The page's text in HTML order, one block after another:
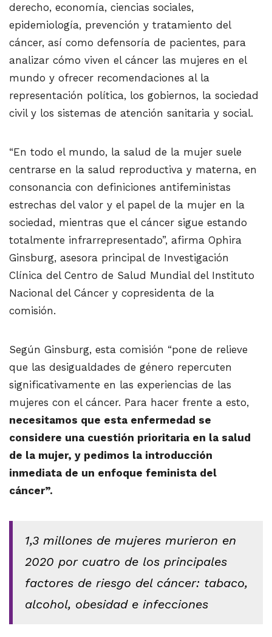
derecho, economía, ciencias sociales,
epidemiología, prevención y tratamiento del
cáncer, así como defensoría de pacientes, para
analizar cómo viven el cáncer las mujeres en el
mundo y ofrecer recomendaciones al la
representación política, los gobiernos, la sociedad
civil y los sistemas de atención sanitaria y social.
“En todo el mundo, la salud de la mujer suele
centrarse en la salud reproductiva y materna, en
consonancia con definiciones antifeministas
estrechas del valor y el papel de la mujer en la
sociedad, mientras que el cáncer sigue estando
totalmente infrarrepresentado”, afirma Ophira
Ginsburg, asesora principal de Investigación
Clínica del Centro de Salud Mundial del Instituto
Nacional del Cáncer y copresidenta de la
comisión.
Según Ginsburg, esta comisión “pone de relieve
que las desigualdades de género repercuten
significativamente en las experiencias de las
mujeres con el cáncer. Para hacer frente a esto,
necesitamos que esta enfermedad se
considere una cuestión prioritaria en la salud
de la mujer, y pedimos la introducción
inmediata de un enfoque feminista del
cáncer”.
1,3 millones de mujeres murieron en
2020 por cuatro de los principales
factores de riesgo del cáncer: tabaco,
alcohol, obesidad e infecciones